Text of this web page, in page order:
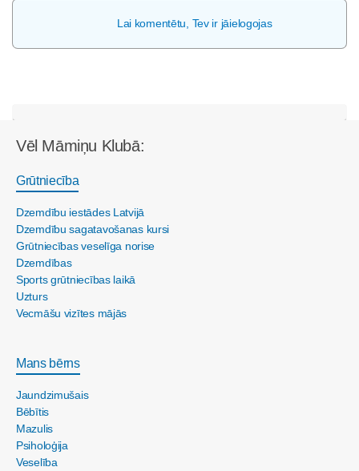
Lai komentētu, Tev ir jāielogojas
Vēl Māmiņu Klubā:
Grūtniecība
Dzemdību iestādes Latvijā
Dzemdību sagatavošanas kursi
Grūtniecības veselīga norise
Dzemdības
Sports grūtniecības laikā
Uzturs
Vecmāšu vizītes mājās
Mans bērns
Jaundzimušais
Bēbītis
Mazulis
Psiholoģija
Veselība